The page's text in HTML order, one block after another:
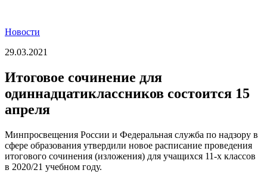
Новости
29.03.2021
Итоговое сочинение для
одиннадцатиклассников состоится 15
апреля
Минпросвещения России и Федеральная служба по надзору в
сфере образования утвердили новое расписание проведения
итогового сочинения (изложения) для учащихся 11-х классов
в 2020/21 учебном году.